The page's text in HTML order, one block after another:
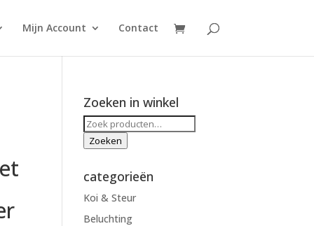
Mijn Account Contact
Zoeken in winkel
Zoeken
naar:
Zoeken
categorieën
Koi & Steur
Beluchting